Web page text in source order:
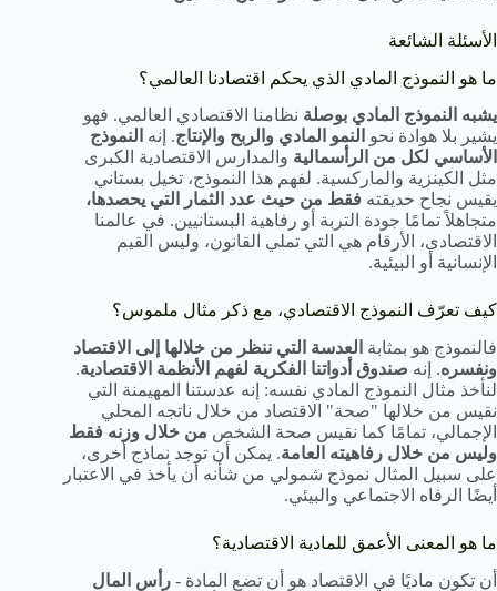
الأسئلة الشائعة
ما هو النموذج المادي الذي يحكم اقتصادنا العالمي؟
يشبه النموذج المادي بوصلة نظامنا الاقتصادي العالمي. فهو
يشير بلا هوادة نحو النمو المادي والربح والإنتاج. إنه النموذج
الأساسي لكل من الرأسمالية والمدارس الاقتصادية الكبرى
مثل الكينزية والماركسية. لفهم هذا النموذج، تخيل بستاني
يقيس نجاح حديقته فقط من حيث عدد الثمار التي يحصدها،
متجاهلاً تمامًا جودة التربة أو رفاهية البستانيين. في عالمنا
الاقتصادي، الأرقام هي التي تملي القانون، وليس القيم
الإنسانية أو البيئية.
كيف تعرّف النموذج الاقتصادي، مع ذكر مثال ملموس؟
فالنموذج هو بمثابة العدسة التي ننظر من خلالها إلى الاقتصاد
ونفسره. إنه صندوق أدواتنا الفكرية لفهم الأنظمة الاقتصادية.
لنأخذ مثال النموذج المادي نفسه: إنه عدستنا المهيمنة التي
نقيس من خلالها "صحة" الاقتصاد من خلال ناتجه المحلي
الإجمالي، تمامًا كما نقيس صحة الشخص من خلال وزنه فقط
وليس من خلال رفاهيته العامة. يمكن أن توجد نماذج أخرى،
على سبيل المثال نموذج شمولي من شأنه أن يأخذ في الاعتبار
أيضًا الرفاه الاجتماعي والبيئي.
ما هو المعنى الأعمق للمادية الاقتصادية؟
أن تكون ماديًا في الاقتصاد هو أن تضع المادة - رأس المال